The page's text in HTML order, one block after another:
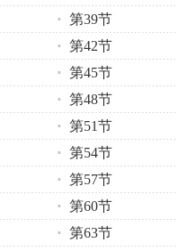
第39节
第42节
第45节
第48节
第51节
第54节
第57节
第60节
第63节